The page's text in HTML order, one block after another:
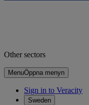
Other sectors
MenuÖppna menyn
Sign in to Veracity
Sweden